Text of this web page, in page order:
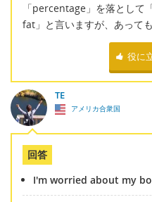
「percentage」を落とし
fat」と言いますが、あって
役に
TE
アメリカ合衆国
回答
I'm worried about my